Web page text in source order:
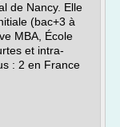
de Nancy. Elle
(bac+3 à
MBA, École
et intra-
: 2 en France